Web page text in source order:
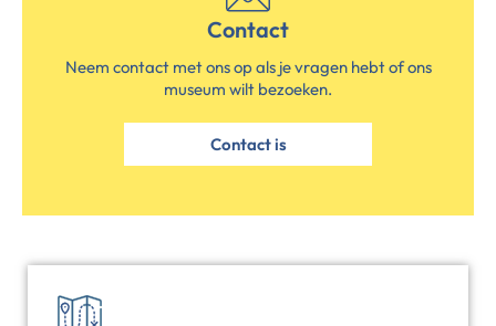
Contact
Neem contact met ons op als je vragen hebt of ons
museum wilt bezoeken.
Contact is